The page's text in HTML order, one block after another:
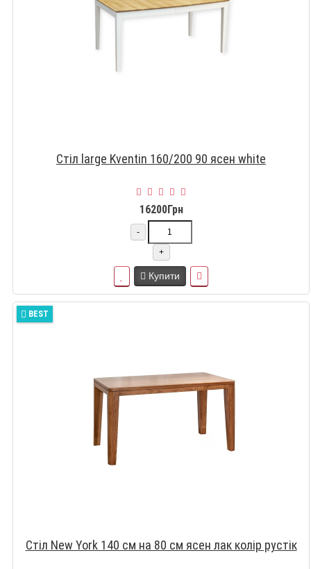
Стіл large Kventin 160/200 90 ясен white
16200Грн
-
+
Купити
BEST
Стіл New York 140 см на 80 см ясен лак колір рустік